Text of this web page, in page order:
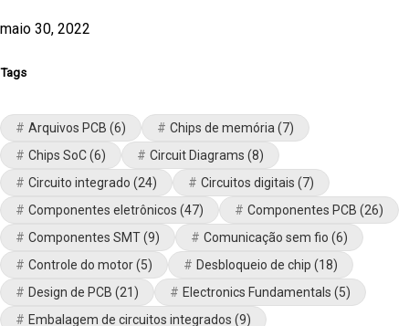
maio 30, 2022
Tags
Arquivos PCB (6) Chips de memória(7)
Chips SoC(6) Circuit Diagrams (8)
Circuito integrado (24) Circuitos digitais (7)
Componentes eletrônicos (47) Componentes PCB (26)
Componentes SMT(9) Comunicação sem fio (6)
Controle do motor(5) Desbloqueio de chip (18)
Design de PCB (21) Electronics Fundamentals (5)
Embalagem de circuitos integrados (9)